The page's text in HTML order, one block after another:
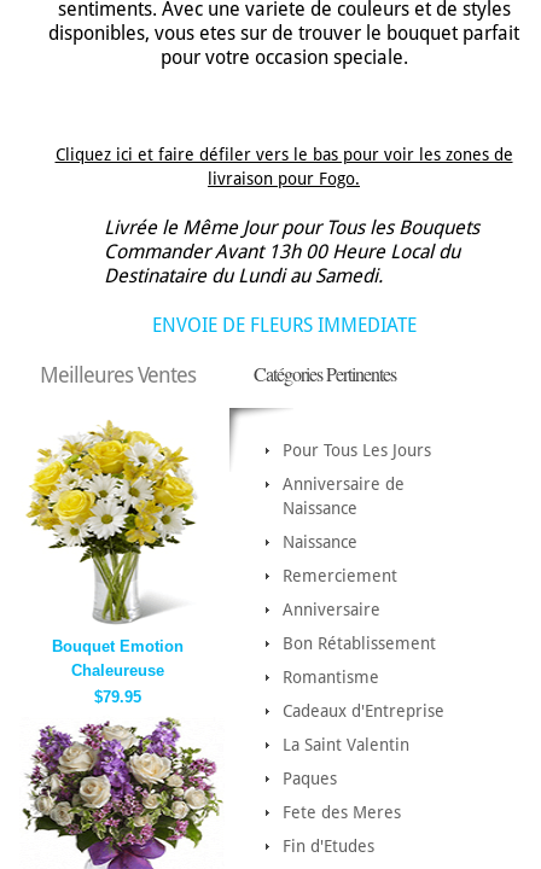
sentiments. Avec une variete de couleurs et de styles
disponibles, vous etes sur de trouver le bouquet parfait
pour votre occasion speciale.
Cliquez ici et faire défiler vers le bas pour voir les zones de
livraison pour Fogo.
Livrée le Même Jour pour Tous les Bouquets
Commander Avant 13h 00 Heure Local du
Destinataire du Lundi au Samedi.
ENVOIE DE FLEURS IMMEDIATE
Meilleures Ventes
Bouquet Emotion
Chaleureuse
$79.95
Catégories Pertinentes
Pour Tous Les Jours
Anniversaire de
Naissance
Naissance
Remerciement
Anniversaire
Bon Rétablissement
Romantisme
Cadeaux d'Entreprise
La Saint Valentin
Paques
Fete des Meres
Fin d'Etudes